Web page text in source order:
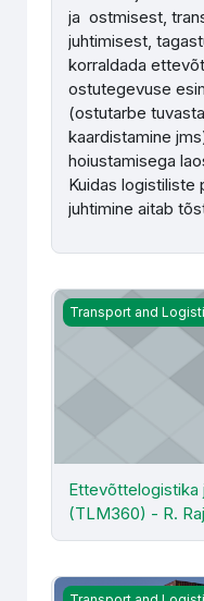
ja ostmisest,
juhtimisest,
korraldada
ostutegevuse
(ostutarbe
kaardistamine
hoiustamisega
Kuidas logistiliste
juhtimine aitab
Ettevõttelogistika
Transport and
Ettevõttelogistika
(TLM360) - R.
Jätkusuutlik